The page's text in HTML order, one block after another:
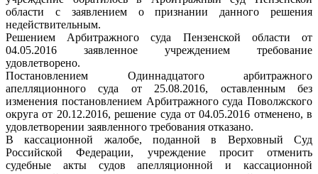
области с заявлением о признании данного решения
недействительным.
Решением Арбитражного суда Пензенской области от
04.05.2016 заявленное учреждением требование
удовлетворено.
Постановлением Одиннадцатого арбитражного
апелляционного суда от 25.08.2016, оставленным без
изменения постановлением Арбитражного суда Поволжского
округа от 20.12.2016, решение суда от 04.05.2016 отменено, в
удовлетворении заявленного требования отказано.
В кассационной жалобе, поданной в Верховный Суд
Российской Федерации, учреждение просит отменить
судебные акты судов апелляционной и кассационной